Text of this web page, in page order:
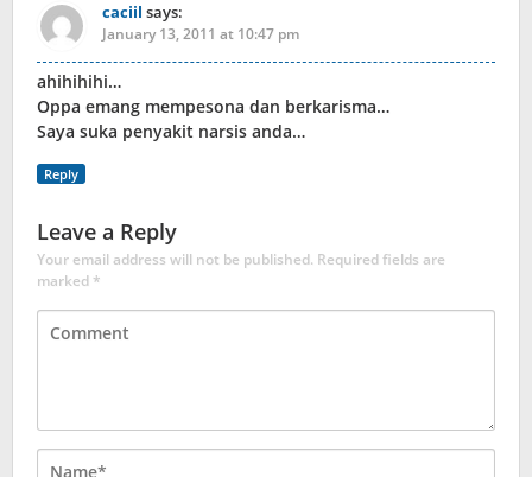
caciil says:
January 13, 2011 at 10:47 pm
ahihihihi…
Oppa emang mempesona dan berkarisma…
Saya suka penyakit narsis anda…
Reply
Leave a Reply
Your email address will not be published. Required fields are
marked*